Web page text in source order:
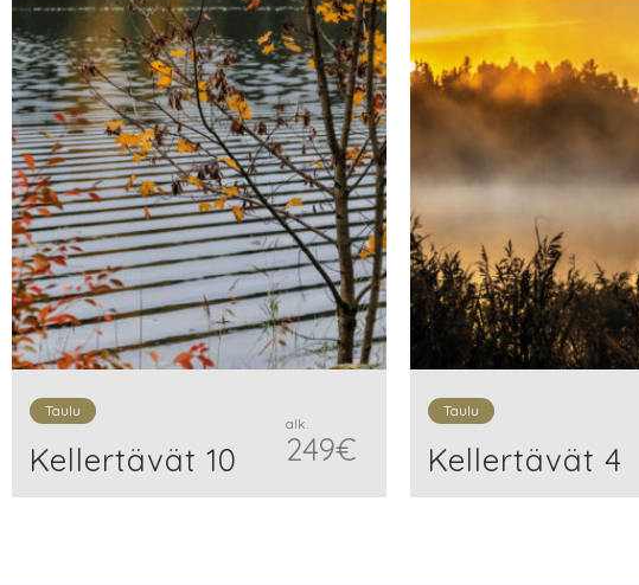
Taulu
Kellertävät 10
alk.
249€
Taulu
Kellertävät 4